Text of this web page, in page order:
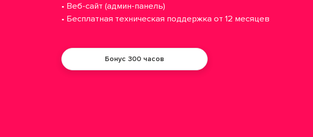
• Веб-сайт (админ-панель)
• Бесплатная техническая поддержка от 12 месяцев
Бонус 300 часов